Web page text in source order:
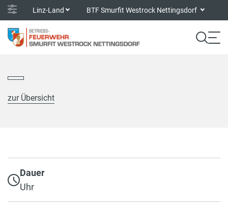
Linz-Land BTF Smurfit Westrock Nettingsdorf
zur Übersicht
Dauer
Uhr